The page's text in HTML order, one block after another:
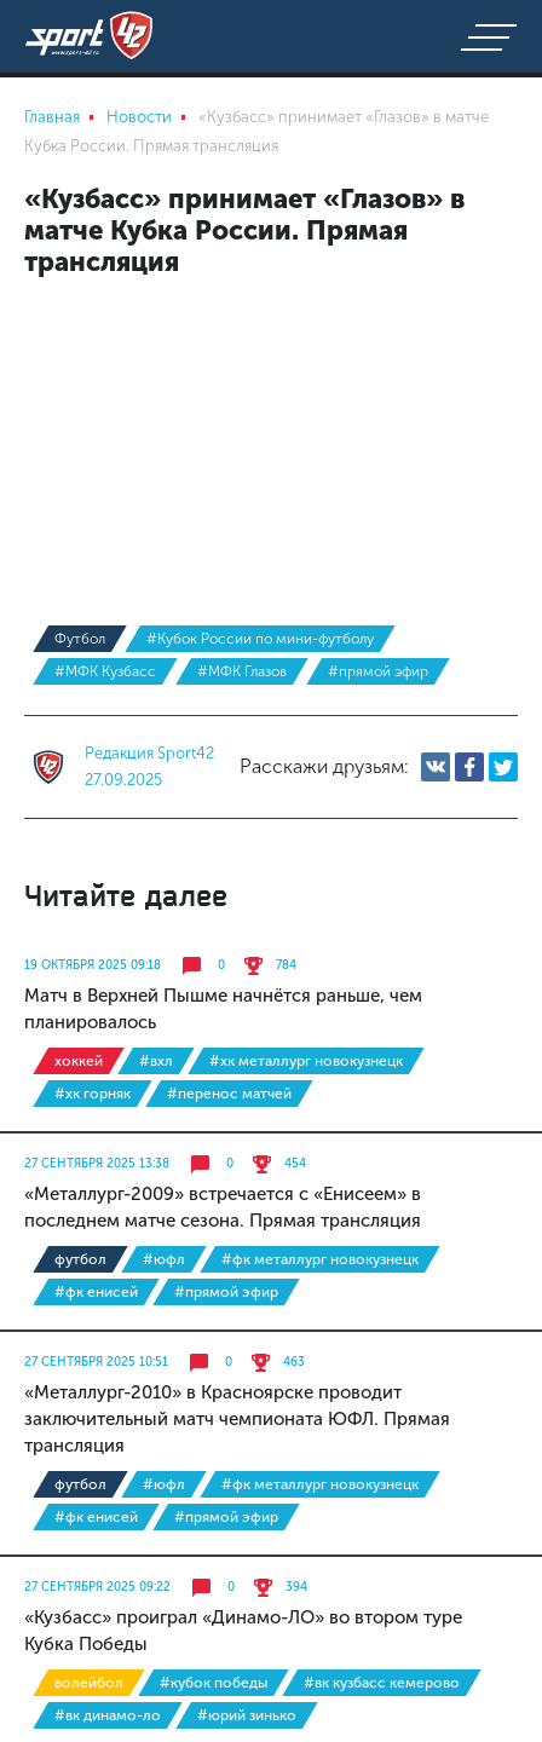
Главная Новости
«Кузбасс» принимает «Глазов» в матче
Кубка России. Прямая трансляция
«Кузбасс» принимает «Глазов» в
матче Кубка России. Прямая
трансляция
Футбол
#Кубок России по мини-футболу
#МФК Кузбасс
#МФК Глазов #прямой эфир
Редакция Sport42
27.09.2025
Расскажи друзьям:
Читайте далее
19 ОКТЯБРЯ 2025 09:18 0 784
Матч в Верхней Пышме начнётся раньше, чем
планировалось
хоккей #вхл
#хк металлург новокузнецк
#хк горняк
#перенос матчей
27 СЕНТЯБРЯ 2025 13:38 0 454
«Металлург-2009» встречается с «Енисеем» в
последнем матче сезона. Прямая трансляция
футбол #юфл
#фк металлург новокузнецк
#фк енисей
#прямой эфир
27 СЕНТЯБРЯ 2025 10:51 0 463
«Металлург-2010» в Красноярске проводит
заключительный матч чемпионата ЮФЛ. Прямая
трансляция
футбол #юфл
#фк металлург новокузнецк
#фк енисей
#прямой эфир
27 СЕНТЯБРЯ 2025 09:22 0 394
«Кузбасс» проиграл «Динамо-ЛО» во втором туре
Кубка Победы
волейбол #кубок победы
#вк кузбасс кемерово
#вк динамо-ло
#юрий зинько